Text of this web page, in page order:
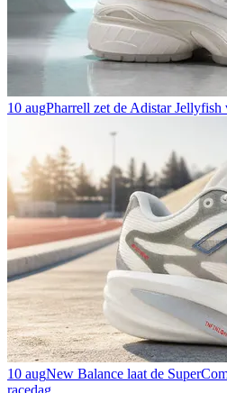
10 augPharrell zet de Adistar
10 augNew Balance laat de
racedag